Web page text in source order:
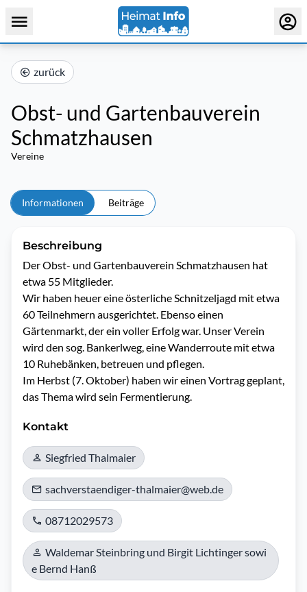
zurück
Obst- und Gartenbauverein
Schmatzhausen
Vereine
Informationen Beiträge
Beschreibung
Der Obst- und Gartenbauverein Schmatzhausen hat
etwa 55 Mitglieder.
Wir haben heuer eine österliche Schnitzeljagd mit etwa
60 Teilnehmern ausgerichtet. Ebenso einen
Gärtenmarkt, der ein voller Erfolg war. Unser Verein
wird den sog. Bankerlweg, eine Wanderroute mit etwa
10 Ruhebänken, betreuen und pflegen.
Im Herbst (7. Oktober) haben wir einen Vortrag geplant,
das Thema wird sein Fermentierung.
Kontakt
Siegfried Thalmaier
sachverstaendiger-thalmaier@web.de
08712029573
Waldemar Steinbring und Birgit Lichtinger sowi
e Bernd Hanß